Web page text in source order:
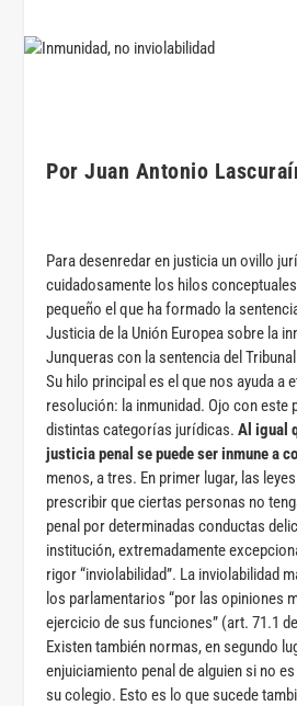
Por Juan Antonio
Para desenredar en justicia un ovillo
cuidadosamente los hilos
pequeño el que ha formado la
Justicia de la Unión Europea sobre la
Junqueras con la sentencia del
Su hilo principal es el que nos ayuda a
resolución: la inmunidad. Ojo con este
distintas categorías jurídicas.Al igual
justicia penal se puede ser inmune a
menos, a tres. En primer lugar, las
prescribir que ciertas personas no
penal por determinadas conductas
institución, extremadamente
rigor “inviolabilidad”. La inviolabilidad
los parlamentarios “por las opiniones
ejercicio de sus funciones” (art. 71.1
Existen también normas, en segundo
enjuiciamiento penal de alguien si no
su colegio. Esto es lo que sucede